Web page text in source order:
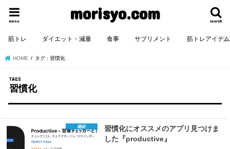
morisyo.com search
menu
筋トレ ダイエット・減量 食事 サプリメント 筋トレアイテム
HOME タグ : 習慣化
習慣化
継続
習慣化にオススメのアプリ見つけま
した『productive』